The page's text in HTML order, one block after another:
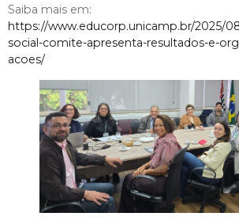
Saiba mais em:
https://www.educorp.unicamp.br/2025/
social-comite-apresenta-resultados-e-
acoes/